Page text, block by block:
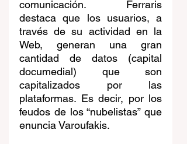
comunicación. Ferraris
destaca que los usuarios, a
través de su actividad en la
Web, generan una gran
cantidad de datos (capital
documedial) que son
capitalizados por las
plataformas. Es decir, por los
feudos de los “nubelistas” que
enuncia Varoufakis.